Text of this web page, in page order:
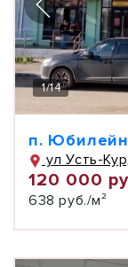
1/14
п.
ул Усть-
120 000
638 руб./м²